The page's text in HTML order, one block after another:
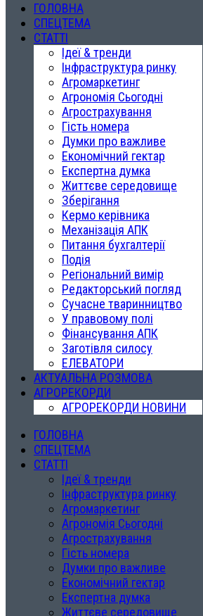
ГОЛОВНА
СПЕЦТЕМА
СТАТТІ
Ідеї & тренди
Інфраструктура ринку
Агромаркетинг
Агрономія Сьогодні
Агрострахування
Гість номера
Думки про важливе
Економічний гектар
Експертна думка
Життєве середовище
Зберігання
Кермо керівника
Механізація АПК
Питання бухгалтерії
Подія
Регіональний вимір
Редакторський погляд
Сучасне тваринництво
У правовому полі
Фінансування АПК
Заготівля силосу
ЕЛЕВАТОРИ
АКТУАЛЬНА РОЗМОВА
АГРОРЕКОРДИ
АГРОРЕКОРДИ НОВИНИ
ГОЛОВНА
СПЕЦТЕМА
СТАТТІ
Ідеї & тренди
Інфраструктура ринку
Агромаркетинг
Агрономія Сьогодні
Агрострахування
Гість номера
Думки про важливе
Економічний гектар
Експертна думка
Життєве середовище